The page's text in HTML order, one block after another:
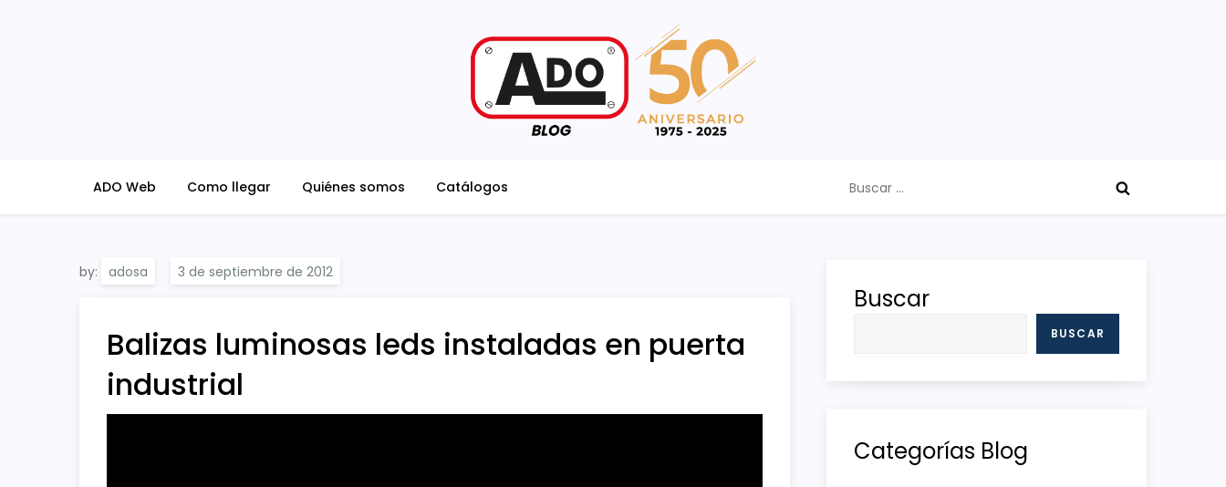
ADO Web Como llegar Quiénes somos Catálogos
by: adosa
Balizas luminosas leds instaladas en puerta
industrial
Buscar
BUSCAR
Categorías Blog